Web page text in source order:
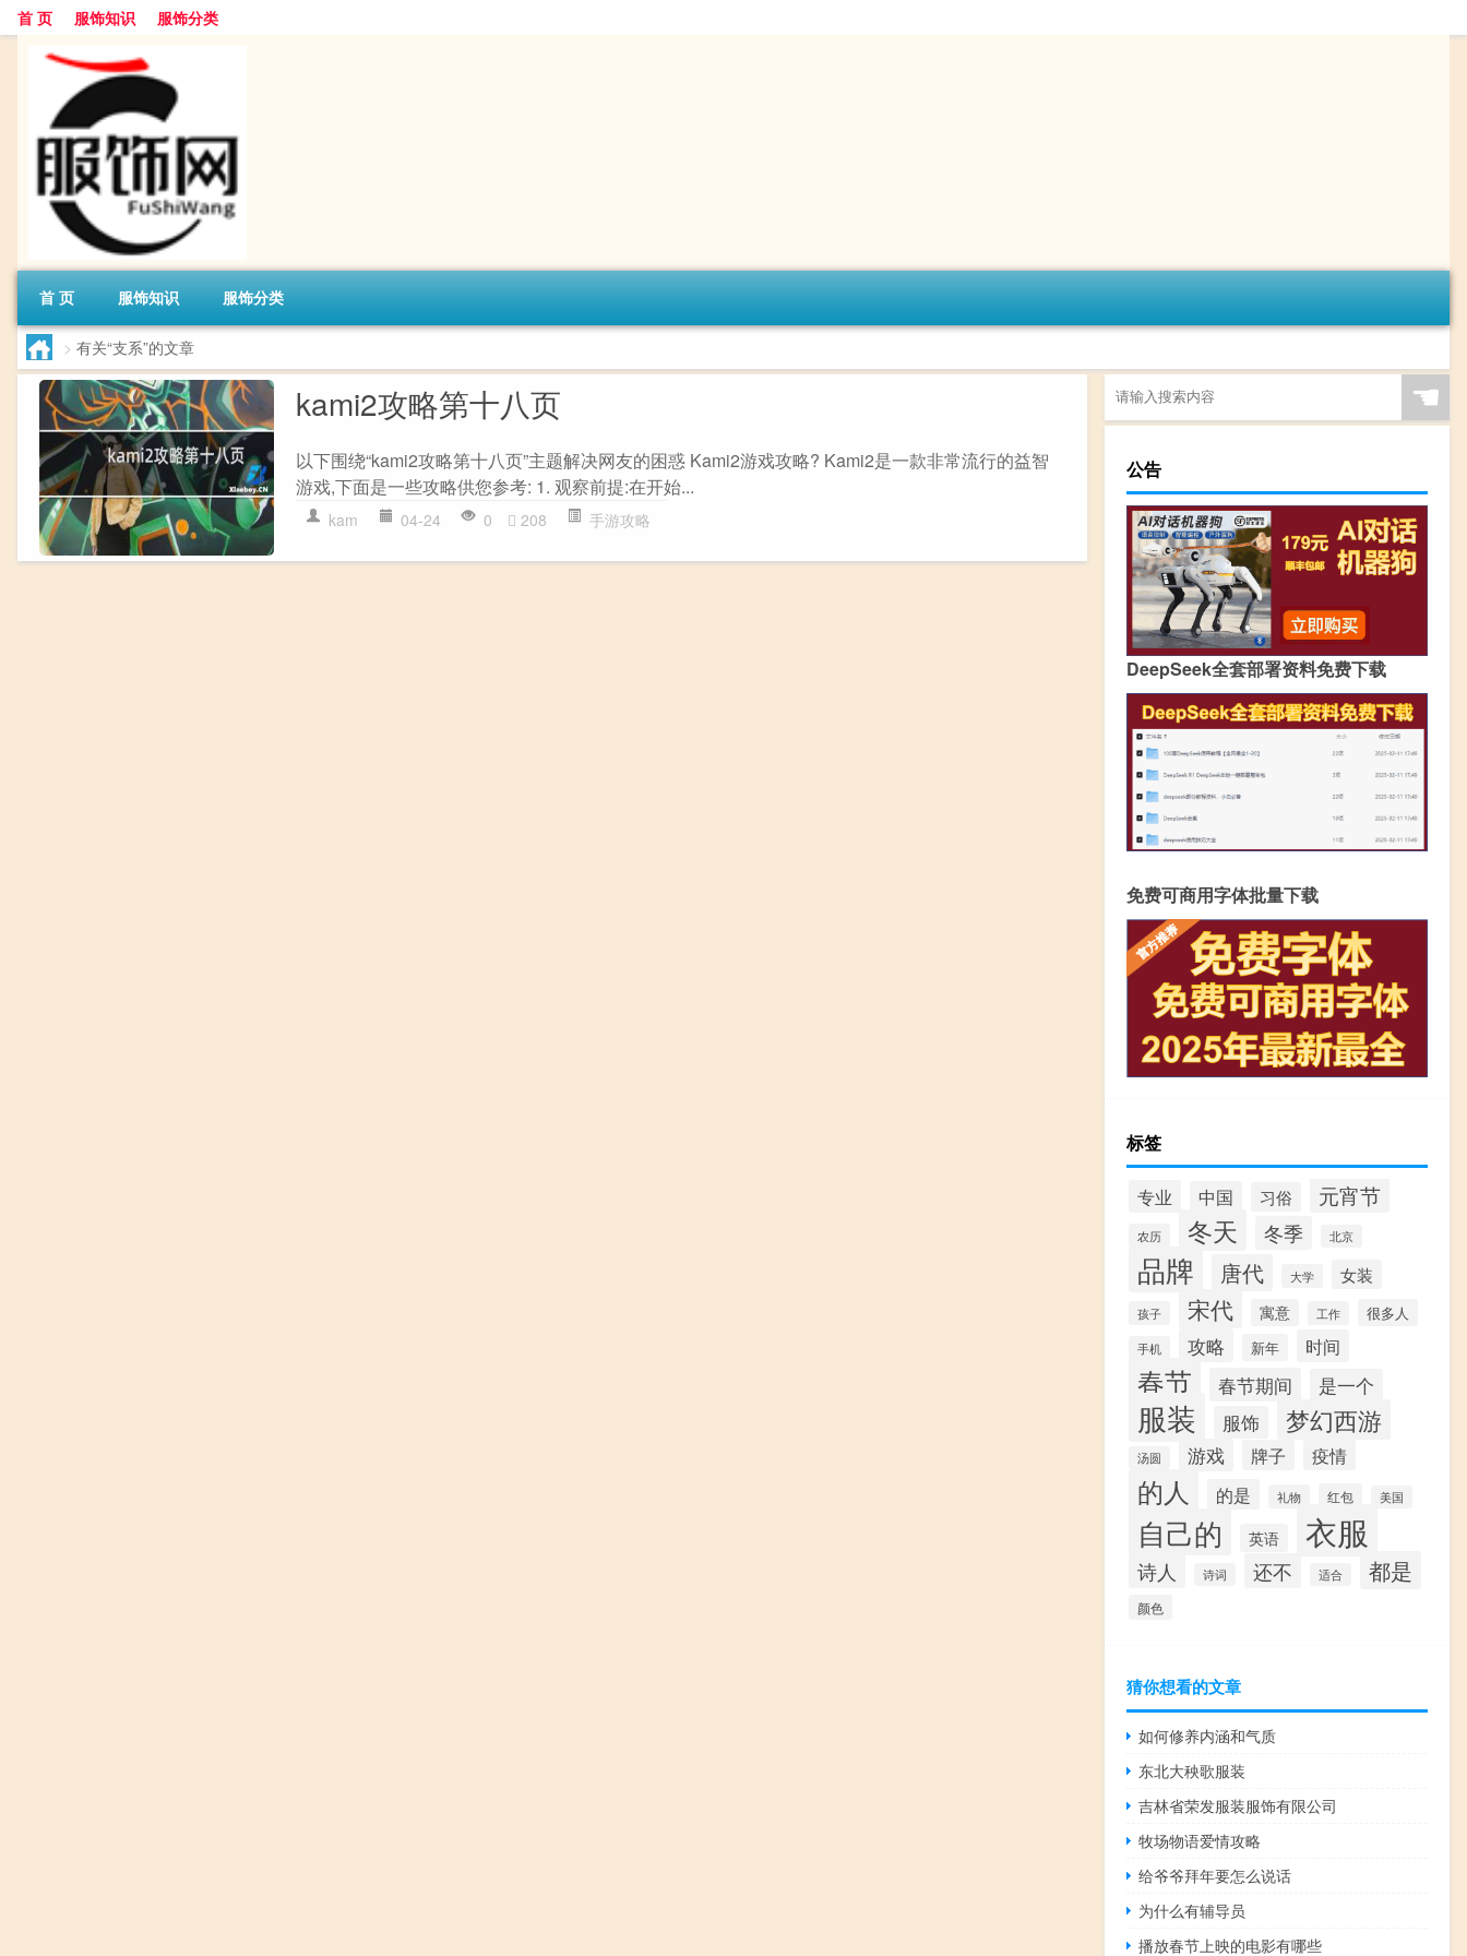
首 页 服饰知识 服饰分类
首 页 服饰知识 服饰分类
> 有关“支系”的文章
kami2攻略第十八页
以下围绕“kami2攻略第十八页”主题解决网友的困惑 Kami2游戏攻略? Kami2是一款非常流行的益智
游戏,下面是一些攻略供您参考: 1. 观察前提:在开始...
kam 04-24 0 208 手游攻略
☚
公告
DeepSeek全套部署资料免费下载
免费可商用字体批量下载
标签
专业 中国 习俗 元宵节
农历 冬天 冬季 北京
品牌 唐代 大学 女装
孩子 宋代 寓意 工作 很多人
手机 攻略 新年 时间
春节 春节期间 是一个
服装 服饰 梦幻西游
汤圆 游戏 牌子 疫情
的人 的是 礼物 红包 美国
自己的 英语 衣服
诗人 诗词 还不 适合 都是
颜色
猜你想看的文章
如何修养内涵和气质
东北大秧歌服装
吉林省荣发服装服饰有限公司
牧场物语爱情攻略
给爷爷拜年要怎么说话
为什么有辅导员
播放春节上映的电影有哪些